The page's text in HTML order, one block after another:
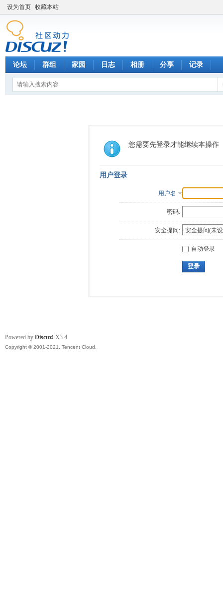
设为首页 收藏本站
论坛 群组 家园 日志 相册 分享 记录
您需要先登录才能继续本操作
用户登录
用户名
密码:
安全提问:
自动登录
登录
Powered by Discuz! X3.4
Copyright © 2001-2021, Tencent Cloud.